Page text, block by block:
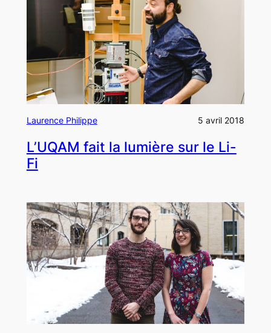
Laurence Philippe 5 avril 2018
L’UQAM fait la lumière sur le Li-
Fi